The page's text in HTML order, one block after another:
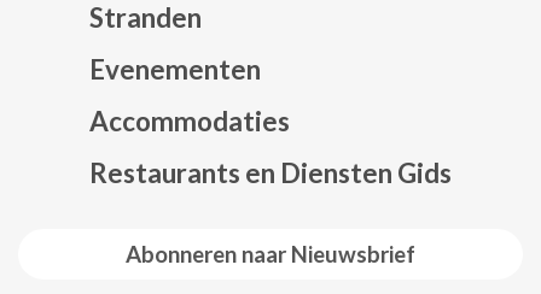
Abonneren naar Nieuwsbrief
Stranden
Evenementen
Accommodaties
Restaurants en Diensten Gids